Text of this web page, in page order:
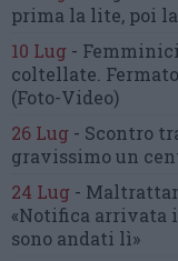
prima la lite, poi
10 Lug -
coltellate.
(Foto-Video)
26 Lug - Scontro
gravissimo un
24 Lug -
«Notifica arrivata
sono andati lì»